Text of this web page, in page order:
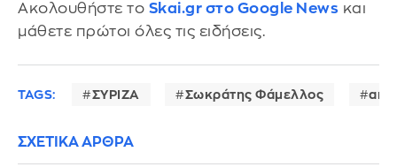
Ακολουθήστε το Skai.gr στο Google News και
μάθετε πρώτοι όλες τις ειδήσεις.
TAGS: ΣΥΡΙΖΑ Σωκράτης Φάμελλος
ΣΧΕΤΙΚΑ ΑΡΘΡΑ